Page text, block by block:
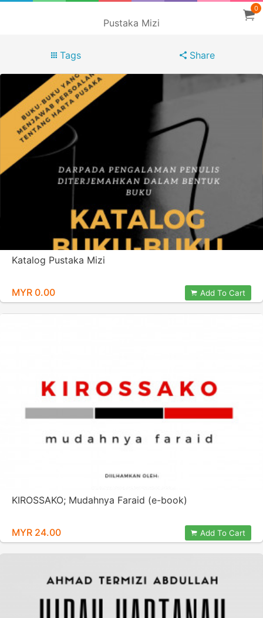
Pustaka Mizi
0
Tags Share
Katalog Pustaka Mizi
MYR 0.00 Add To Cart
KIROSSAKO; Mudahnya Faraid (e-book)
MYR 24.00 Add To Cart